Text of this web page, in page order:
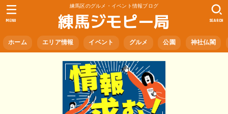
練馬区のグルメ・イベント情報ブログ
練馬ジモピー局
ホーム エリア情報 イベント グルメ 公園 神社仏閣
SEARCH
MENU